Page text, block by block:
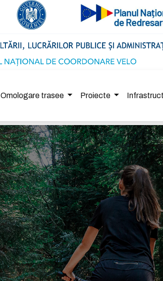
Omologare trasee Proiecte